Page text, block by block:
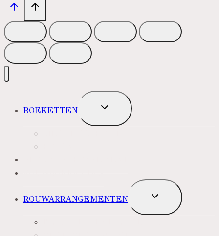
BOEKETTEN
TOGGLE
SUBMENU
ROUWARRANGEMENTEN
TOGGLE
SUBMENU